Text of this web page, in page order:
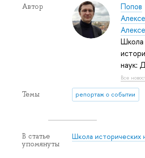
Автор
Попов
Школа
наук:
Все
Темы репортаж о событии
В статье
упомянуты
Школа исторических